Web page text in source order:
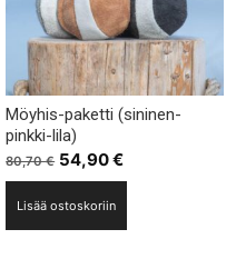
Möyhis-paketti (sininen-
pinkki-lila)
80,70€ Alkuperäinen
hinta
oli:
54,90€Nykyinen
hinta
Lisää ostoskoriin